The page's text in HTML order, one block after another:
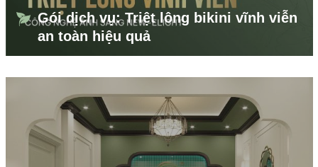
Gói dịch vụ: Triệt lông bikini vĩnh viễn
an toàn hiệu quả